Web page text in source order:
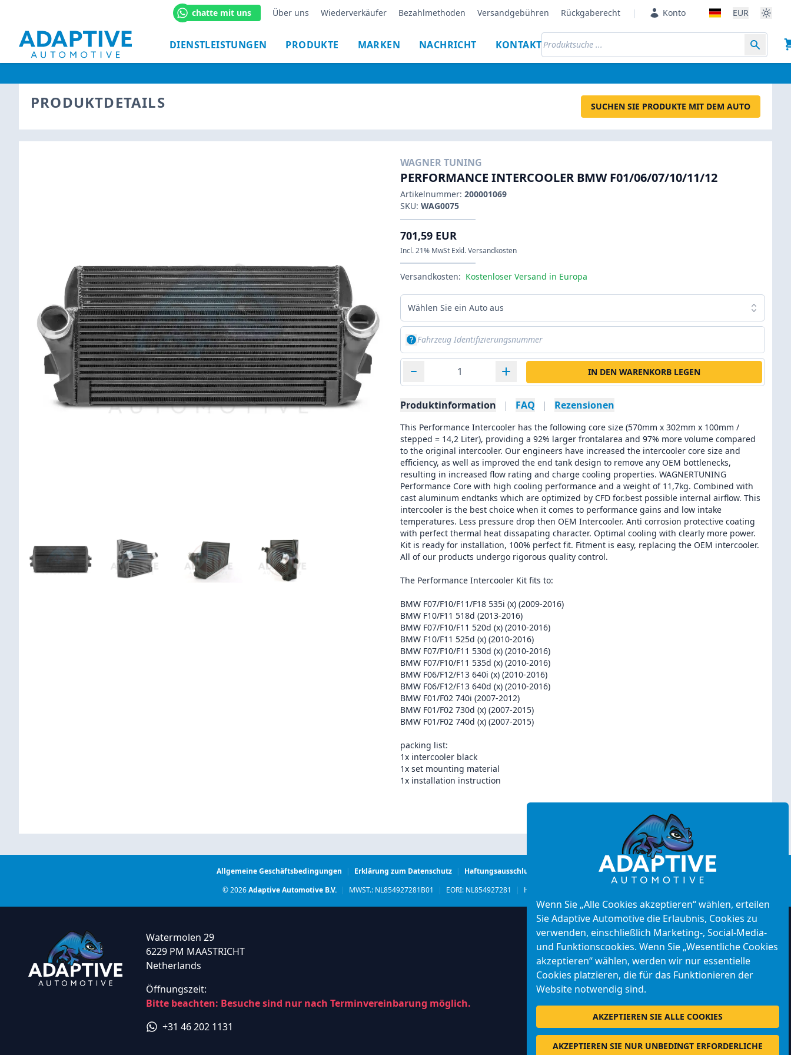
Wenn Sie „Alle Cookies akzeptieren“ wählen, erteilen
Sie Adaptive Automotive die Erlaubnis, Cookies zu
verwenden, einschließlich Marketing-, Social-Media-
und Funktionscookies. Wenn Sie „Wesentliche Cookies
akzeptieren“ wählen, werden wir nur essentielle
Cookies platzieren, die für das Funktionieren der
Website notwendig sind.
AKZEPTIEREN SIE ALLE COOKIES
AKZEPTIEREN SIE NUR UNBEDINGT ERFORDERLICHE
chatte mit uns Über uns Wiederverkäufer Bezahlmethoden Versandgebühren Rückgaberecht | Konto EUR
DIENSTLEISTUNGEN PRODUKTE MARKEN NACHRICHT KONTAKT
PRODUKTDETAILS SUCHEN SIE PRODUKTE MIT DEM AUTO
WAGNER TUNING
PERFORMANCE INTERCOOLER BMW F01/06/07/10/11/12
Artikelnummer: 200001069
SKU: WAG0075
701,59 EUR
Incl. 21% MwSt Exkl. Versandkosten
Versandkosten: Kostenloser Versand in Europa
Wählen Sie ein Auto aus
IN DEN WARENKORB LEGEN
Produktinformation | FAQ | Rezensionen
This Performance Intercooler has the following core size (570mm x 302mm x 100mm /
stepped = 14,2 Liter), providing a 92% larger frontalarea and 97% more volume compared
to the original intercooler. Our engineers have increased the intercooler core size and
efficiency, as well as improved the end tank design to remove any OEM bottlenecks,
resulting in increased flow rating and charge cooling properties. WAGNERTUNING
Performance Core with high cooling performance and a weight of 11,7kg. Combined with
cast aluminum endtanks which are optimized by CFD for.best possible internal airflow. This
intercooler is the best choice when it comes to performance gains and low intake
temperatures. Less pressure drop then OEM Intercooler. Anti corrosion protective coating
with perfect thermal heat dissapating character. Optimal cooling with clearly more power.
Kit is ready for installation, 100% perfect fit. Fitment is easy, replacing the OEM intercooler.
All of our products undergo rigorous quality control.
The Performance Intercooler Kit fits to:
BMW F07/F10/F11/F18 535i (x) (2009-2016)
BMW F10/F11 518d (2013-2016)
BMW F07/F10/F11 520d (x) (2010-2016)
BMW F10/F11 525d (x) (2010-2016)
BMW F07/F10/F11 530d (x) (2010-2016)
BMW F07/F10/F11 535d (x) (2010-2016)
BMW F06/F12/F13 640i (x) (2010-2016)
BMW F06/F12/F13 640d (x) (2010-2016)
BMW F01/F02 740i (2007-2012)
BMW F01/F02 730d (x) (2007-2015)
BMW F01/F02 740d (x) (2007-2015)
packing list:
1x intercooler black
1x set mounting material
1x installation instruction
Allgemeine Geschäftsbedingungen | Erklärung zum Datenschutz | Haftungsausschluss
© 2026Adaptive Automotive B.V. | MWST.: NL854927281B01 | EORI: NL854927281 | Hk: 62709062
Watermolen 29
6229 PM MAASTRICHT
Netherlands
Öffnungszeit:
Bitte beachten: Besuche sind nur nach Terminvereinbarung möglich.
+31 46 202 1131